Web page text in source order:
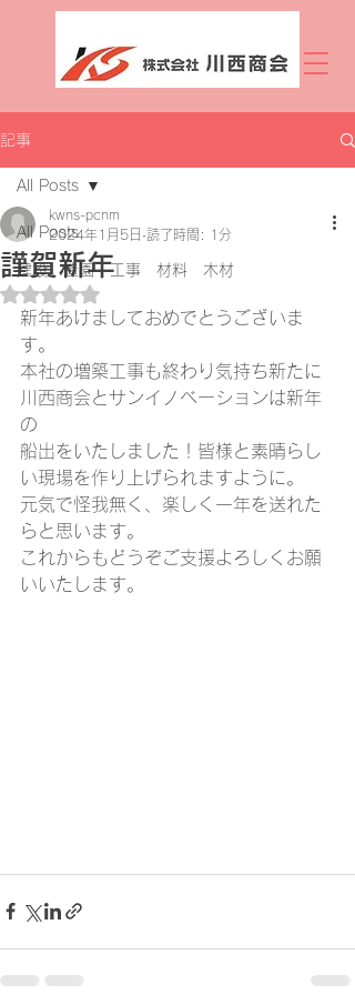
記事
All Posts
建設 造園 工事 材料 木材
All Posts
謹賀新年
kwns-pcnm
2024年1月5日 読了時間: 1分
5つ星のうちNaNと評価されています。
新年あけましておめでとうございま
す。
本社の増築工事も終わり気持ち新たに
川西商会とサンイノベーションは新年
の
船出をいたしました！皆様と素晴らし
い現場を作り上げられますように。
元気で怪我無く、楽しく一年を送れた
らと思います。
これからもどうぞご支援よろしくお願
いいたします。